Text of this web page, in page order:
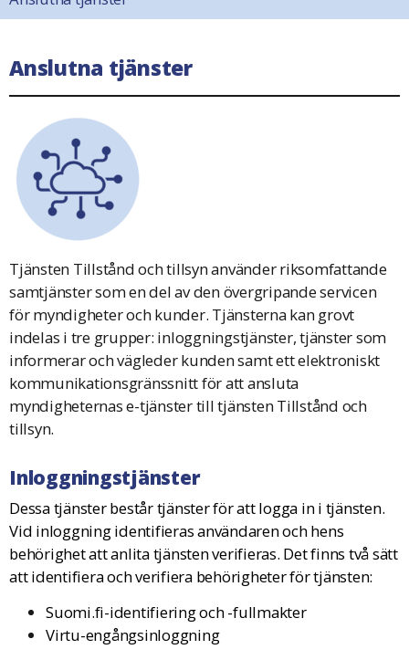
Anslutna tjänster
Tjänsten Tillstånd och tillsyn använder riksomfattande
samtjänster som en del av den övergripande servicen
för myndigheter och kunder. Tjänsterna kan grovt
indelas i tre grupper: inloggningstjänster, tjänster som
informerar och vägleder kunden samt ett elektroniskt
kommunikationsgränssnitt för att ansluta
myndigheternas e-tjänster till tjänsten Tillstånd och
tillsyn.
Inloggningstjänster
Dessa tjänster består tjänster för att logga in i tjänsten.
Vid inloggning identifieras användaren och hens
behörighet att anlita tjänsten verifieras. Det finns två sätt
att identifiera och verifiera behörigheter för tjänsten:
Suomi.fi-identifiering och -fullmakter
Virtu-engångsinloggning